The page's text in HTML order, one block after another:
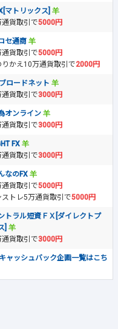
マトリックス]
通貨取引で5000円
セ通商
通貨取引で5000円
りかえ10万通貨取引で2000円
ロードネット
通貨取引で3000円
オンライン
通貨取引で3000円
FX
通貨取引で3000円
なのFX
通貨取引で5000円
ストレ5万通貨取引で5000円
トラル短資ＦＸ[ダイレクトプ
]
通貨取引で3000円
ャッシュバック企画一覧はこち